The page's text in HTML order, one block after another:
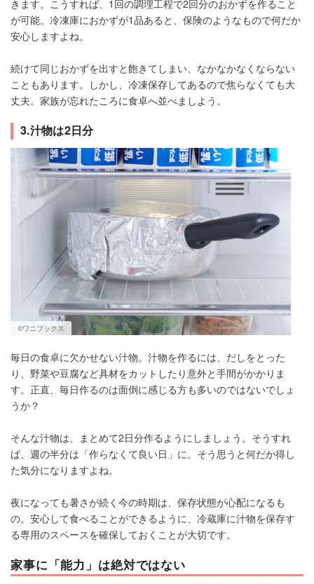
きます。こうすれば、1回の調理工程で2回分のおかずを作ること
が可能。冷凍庫におかずが1品あると、保険のようなもので何だか
安心しますよね。
続けて同じおかずを出すと飽きてしまい、なかなかなくならない
こともあります。しかし、冷凍保存してあるので焦らなくても大
丈夫。家族が忘れたころに食卓へ並べましよう。
3.汁物は2日分
©ワニブックス
毎日の食卓に欠かせない汁物。汁物を作るには、だしをとった
り、野菜や豆腐など具材をカットしたり意外と手間がかかりま
す。正直、毎日作るのは面倒に感じる方も多いのではないでしょ
うか？
そんな汁物は、まとめて2日分作るようにしましょう。そうすれ
ば、週の半分は「作らなくて良い日」に。そう思うと何だか得し
た気分になりますよね。
夜になっても暑さが続く今の時期は、保存状態が心配になるも
の。安心して食べることができるように、冷蔵庫に汁物を保存す
る専用のスペースを確保しておくことが大切です。
家事に「能力」は絶対ではない